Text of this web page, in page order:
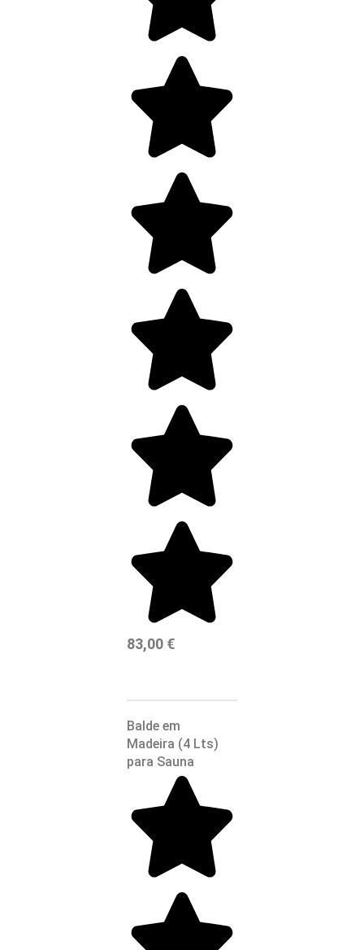
83,00 €
Balde em
Madeira (4 Lts)
para Sauna